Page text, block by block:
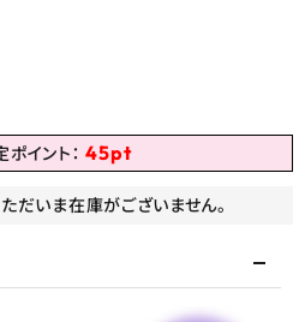
イント： 45pt
だいま在庫がございません。